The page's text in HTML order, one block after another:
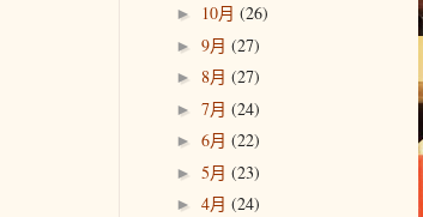
► 10月 (26)
► 9月 (27)
► 8月 (27)
► 7月 (24)
► 6月 (22)
► 5月 (23)
► 4月 (24)